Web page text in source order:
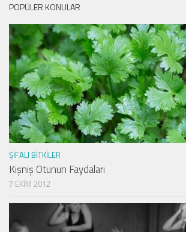
POPÜLER KONULAR
ŞIFALI BITKILER
Kişniş Otunun Faydaları
7 EKIM 2012